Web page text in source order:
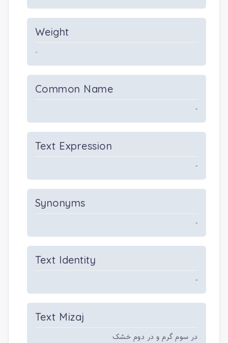
Weight
-
Common Name
-
Text Expression
-
Synonyms
-
Text Identity
-
Text Mizaj
در سوم گرم و در دوم خشک